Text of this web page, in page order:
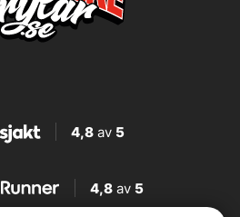
4,8av 5
4,8 av 5